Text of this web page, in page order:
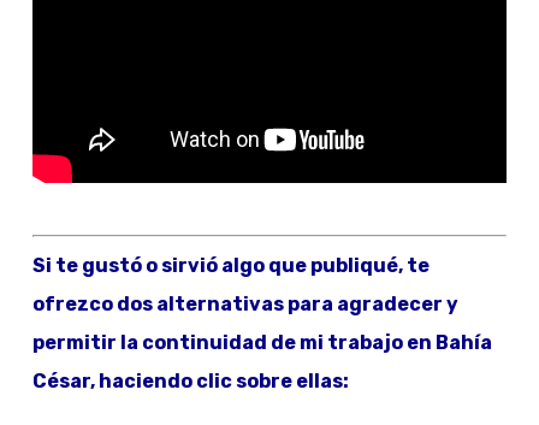
Si te gustó o sirvió algo que publiqué, te
ofrezco dos alternativas para agradecer y
permitir la continuidad de mi trabajo en Bahía
César, haciendo clic sobre ellas: